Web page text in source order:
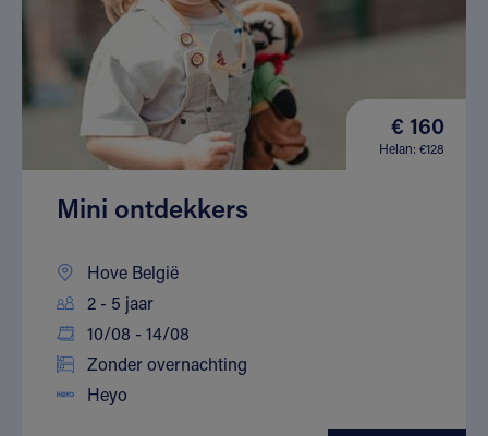
€ 160
Helan: €128
Mini ontdekkers
Hove België
2 - 5 jaar
10/08 - 14/08
Zonder overnachting
Heyo